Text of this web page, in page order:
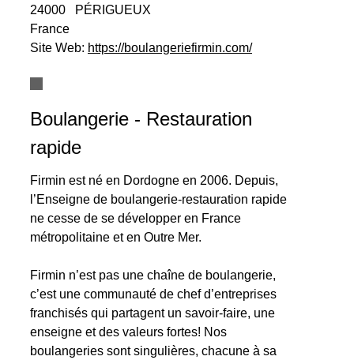
24000
PÉRIGUEUX
France
Site Web: https://boulangeriefirmin.com/
Boulangerie - Restauration
rapide
Firmin est né en Dordogne en 2006. Depuis,
l’Enseigne de boulangerie-restauration rapide
ne cesse de se développer en France
métropolitaine et en Outre Mer.
Firmin n’est pas une chaîne de boulangerie,
c’est une communauté de chef d’entreprises
franchisés qui partagent un savoir-faire, une
enseigne et des valeurs fortes! Nos
boulangeries sont singulières, chacune à sa